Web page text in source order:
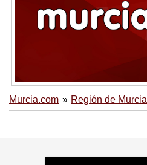
Murcia.com Región de Murcia